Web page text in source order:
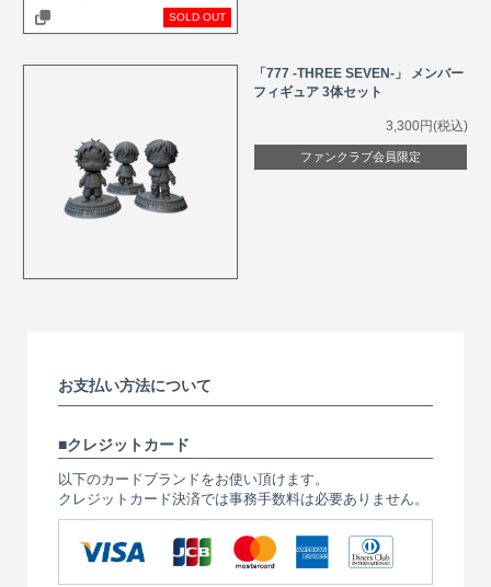
SOLD OUT
「777 -THREE SEVEN-」 メンバー
フィギュア 3体セット
3,300円(税込)
ファンクラブ会員限定
お支払い方法について
クレジットカード
以下のカードブランドをお使い頂けます。
クレジットカード決済では事務手数料は必要ありません。